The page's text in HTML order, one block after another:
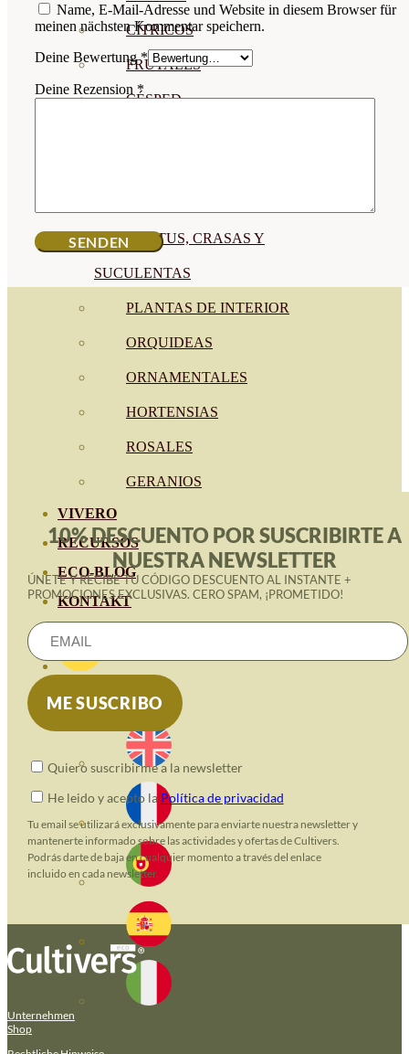
CÍTRICOS
FRUTALES
CÉSPED
CACTUS, CRASAS Y
SUCULENTAS
PLANTAS DE INTERIOR
ORQUIDEAS
ORNAMENTALES
HORTENSIAS
ROSALES
GERANIOS
VIVERO
RECURSOS
ECO-BLOG
KONTAKT
Name, E-Mail-Adresse und Website in diesem Browser für
meinen nächsten Kommentar speichern.
Deine Bewertung*
Deine Rezension *
10% DESCUENTO POR SUSCRIBIRTE A
NUESTRA NEWSLETTER
ÚNETE Y RECIBE TU CÓDIGO DESCUENTO AL INSTANTE +
PROMOCIONES EXCLUSIVAS. CERO SPAM, ¡PROMETIDO!
Quiero suscribirme a la newsletter
He leido y acepto la Política de privacidad
Tu email se utilizará exclusivamente para enviarte nuestra newsletter y
mantenerte informado sobre las actividades y ofertas de Cultivers.
Podrás darte de baja en cualquier momento a través del enlace
incluido en cada newsletter.
Unternehmen
Shop